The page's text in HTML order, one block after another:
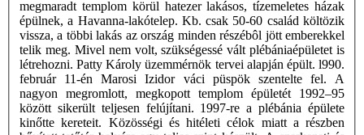
megmaradt templom körül hatezer lakásos, tízemeletes házak
épülnek, a Havanna-lakótelep. Kb. csak 50-60 család költözik
vissza, a többi lakás az ország minden részébôl jött emberekkel
telik meg. Mivel nem volt, szükségessé vált plébániaépületet is
létrehozni. Patty Károly üzemmérnök tervei alapján épült. l990.
február 11-én Marosi Izidor váci püspök szentelte fel. A
nagyon megromlott, megkopott templom épületét 1992–95
között sikerült teljesen felújítani. 1997-re a plébánia épülete
kinőtte kereteit. Közösségi és hitéleti célok miatt a részben